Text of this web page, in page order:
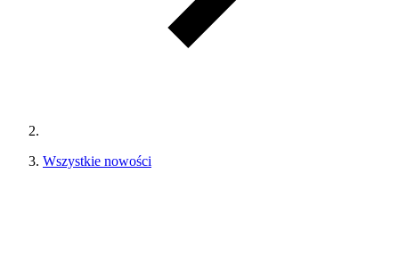
Wszystkie nowości